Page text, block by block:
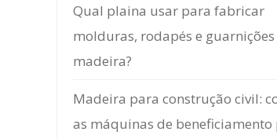
Qual plaina usar para fabricar
molduras, rodapés e guarnições
madeira?
Madeira para construção civil:
as máquinas de beneficiamento